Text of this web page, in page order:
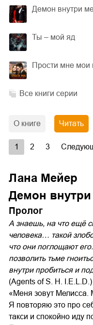
Демон внутри
Ты – мой яд
Прости мне мои
Все книги серии
О книге Читать
1 2 3
Лана Мейер
Демон
Пролог
А знаешь, на что ещё
человека… такой
что они поглощают
позволить тьме
внутри пробиться и
(Agents of S. H. I.E.L.D.)
«Меня зовут Мелисса.
Я повторяю это про
такси и спокойно иду